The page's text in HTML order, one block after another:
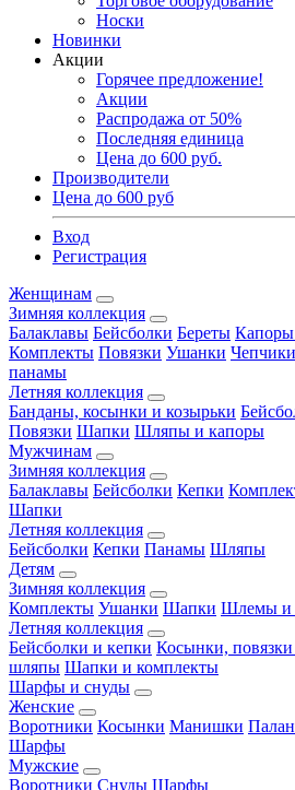
Носки
Новинки
Акции
Горячее предложение!
Акции
Распродажа от 50%
Последняя единица
Цена до 600 руб.
Производители
Цена до 600 руб
Вход
Регистрация
Женщинам
Зимняя коллекция
Балаклавы Бейсболки Береты
Комплекты Повязки Ушанки Чепчики
панамы
Летняя коллекция
Банданы, косынки и козырьки
Повязки Шапки Шляпы и капоры
Мужчинам
Зимняя коллекция
Балаклавы Бейсболки Кепки
Шапки
Летняя коллекция
Бейсболки Кепки Панамы Шляпы
Детям
Зимняя коллекция
Комплекты Ушанки Шапки Шлемы и
Летняя коллекция
Бейсболки и кепки Косынки,
шляпы Шапки и комплекты
Шарфы и снуды
Женские
Воротники Косынки Манишки
Шарфы
Мужские
Воротники Снуды Шарфы